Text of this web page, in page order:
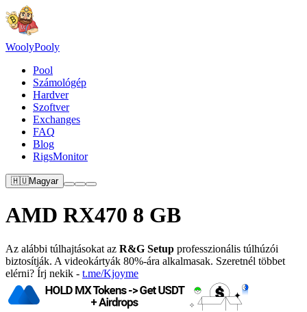
WoolyPooly
Pool
Számológép
Hardver
Szoftver
Exchanges
FAQ
Blog
RigsMonitor
🇭🇺Magyar
AMD RX470 8 GB
Az alábbi túlhajtásokat az R&G Setup professzionális túlhúzói
biztosítják. A videokártyák 80%-ára alkalmasak. Szeretnél többet
elérni? Írj nekik - t.me/Kjoyme